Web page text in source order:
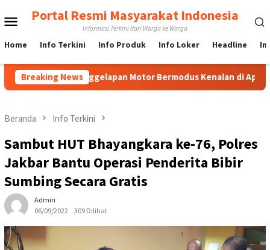
ke
Menu
Mobile
Portal Resmi Masyarakat Indonesia
Informasi Terkini dari Warga ke Warga
Home Info Terkini Info Produk Info Loker Headline
Breaking News
Penggelapan Motor Bermodus Kenalan di Aplikasi Kencan,
Beranda Info Terkini
Sambut HUT Bhayangkara ke-76, Polres
Jakbar Bantu Operasi Penderita Bibir
Sumbing Secara Gratis
Admin
06/09/2022
309 Dilihat